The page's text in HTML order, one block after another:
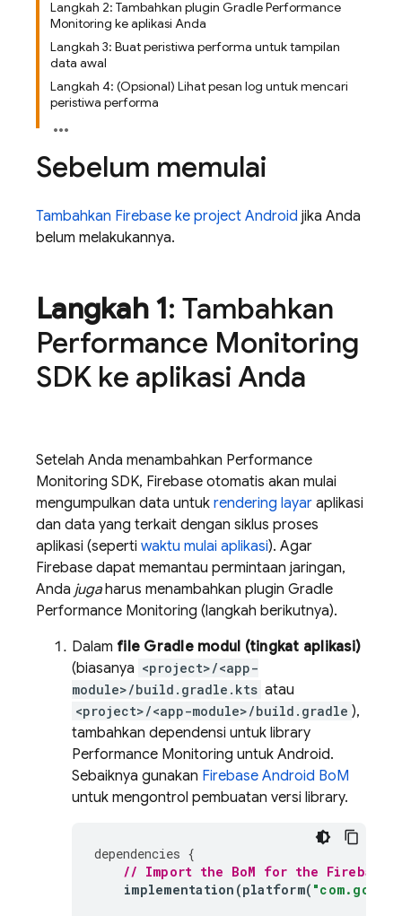
Langkah 2: Tambahkan plugin Gradle Performance
Monitoring ke aplikasi Anda
Langkah 3: Buat peristiwa performa untuk tampilan
data awal
Langkah 4: (Opsional) Lihat pesan log untuk mencari
peristiwa performa
Sebelum memulai
Tambahkan Firebase ke project Android jika Anda
belum melakukannya.
Langkah 1: Tambahkan
Performance Monitoring
SDK ke aplikasi Anda
Setelah Anda menambahkan Performance
Monitoring SDK, Firebase otomatis akan mulai
mengumpulkan data untuk rendering layar aplikasi
dan data yang terkait dengan siklus proses
aplikasi (seperti waktu mulai aplikasi). Agar
Firebase dapat memantau permintaan jaringan,
Anda jugaharus menambahkan plugin Gradle
Performance Monitoring (langkah berikutnya).
Dalam file Gradle modul (tingkat aplikasi)
(biasanya <project>/<app-
module>/build.gradle.kts atau
<project>/<app-module>/build.gradle ),
tambahkan dependensi untuk library
Performance Monitoring untuk Android.
Sebaiknya gunakan Firebase Android BoM
untuk mengontrol pembuatan versi library.
dependencies {
// Import the BoM for the Firebase
implementation (platform(